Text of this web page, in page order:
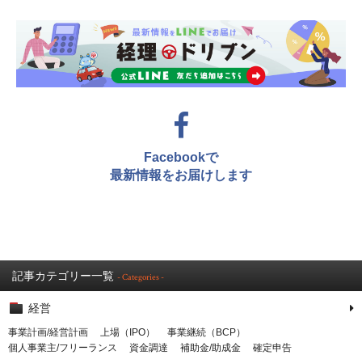
Facebookで
最新情報をお届けします
記事カテゴリー一覧 - Categories -
経営
事業計画/経営計画 上場（IPO）
事業継続（BCP）
個人事業主/フリーランス
資金調達 補助金/助成金 確定申告